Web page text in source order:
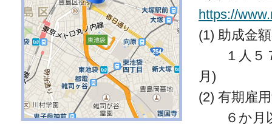
https://
(1) 助成金
１人５７
月)
(2) 有期雇
６か月以